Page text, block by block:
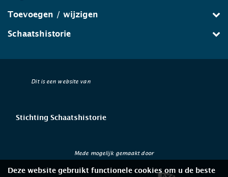
Toevoegen / wijzigen
Schaatshistorie
Dit is een website van
Stichting Schaatshistorie
Mede mogelijk gemaakt door
Deze website gebruikt functionele cookies om u de beste